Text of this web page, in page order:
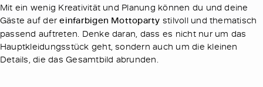
Mit ein wenig Kreativität und Planung können du und deine
Gäste auf dereinfarbigen Mottoparty stilvoll und thematisch
passend auftreten. Denke daran, dass es nicht nur um das
Hauptkleidungsstück geht, sondern auch um die kleinen
Details, die das Gesamtbild abrunden.